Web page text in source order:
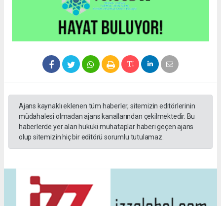
Ajans kaynaklı eklenen tüm haberler, sitemizin editörlerinin
müdahalesi olmadan ajans kanallarından çekilmektedir. Bu
haberlerde yer alan hukuki muhataplar haberi geçen ajans
olup sitemizin hiç bir editörü sorumlu tutulamaz.